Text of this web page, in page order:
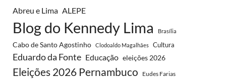
Abreu e Lima ALEPE
Blog do Kennedy Lima Brasília
Cabo de Santo Agostinho Clodoaldo Magalhães Cultura
Eduardo da Fonte Educação eleições 2026
Eleições 2026 Pernambuco Eudes Farias